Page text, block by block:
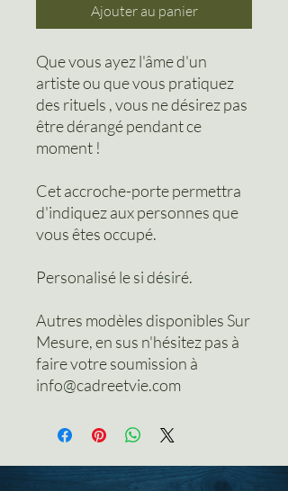
Ajouter au panier
Que vous ayez l'âme d'un
artiste ou que vous pratiquez
des rituels , vous ne désirez pas
être dérangé pendant ce
moment !
Cet accroche-porte permettra
d'indiquez aux personnes que
vous êtes occupé.
Personalisé le si désiré.
Autres modèles disponibles Sur
Mesure, en sus n'hésitez pas à
faire votre soumission à
info@cadreetvie.com